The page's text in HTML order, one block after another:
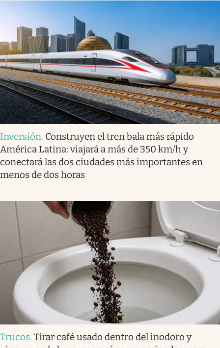
Inversión. Construyen el tren bala más rápido
América Latina: viajará a más de 350 km/h y
conectará las dos ciudades más importantes en
menos de dos horas
Trucos. Tirar café usado dentro del inodoro y